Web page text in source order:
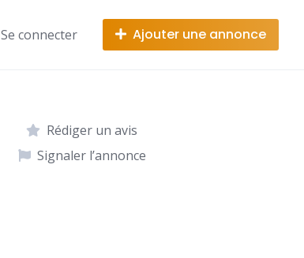
Se connecter Ajouter une annonce
Rédiger un avis
Signaler l’annonce